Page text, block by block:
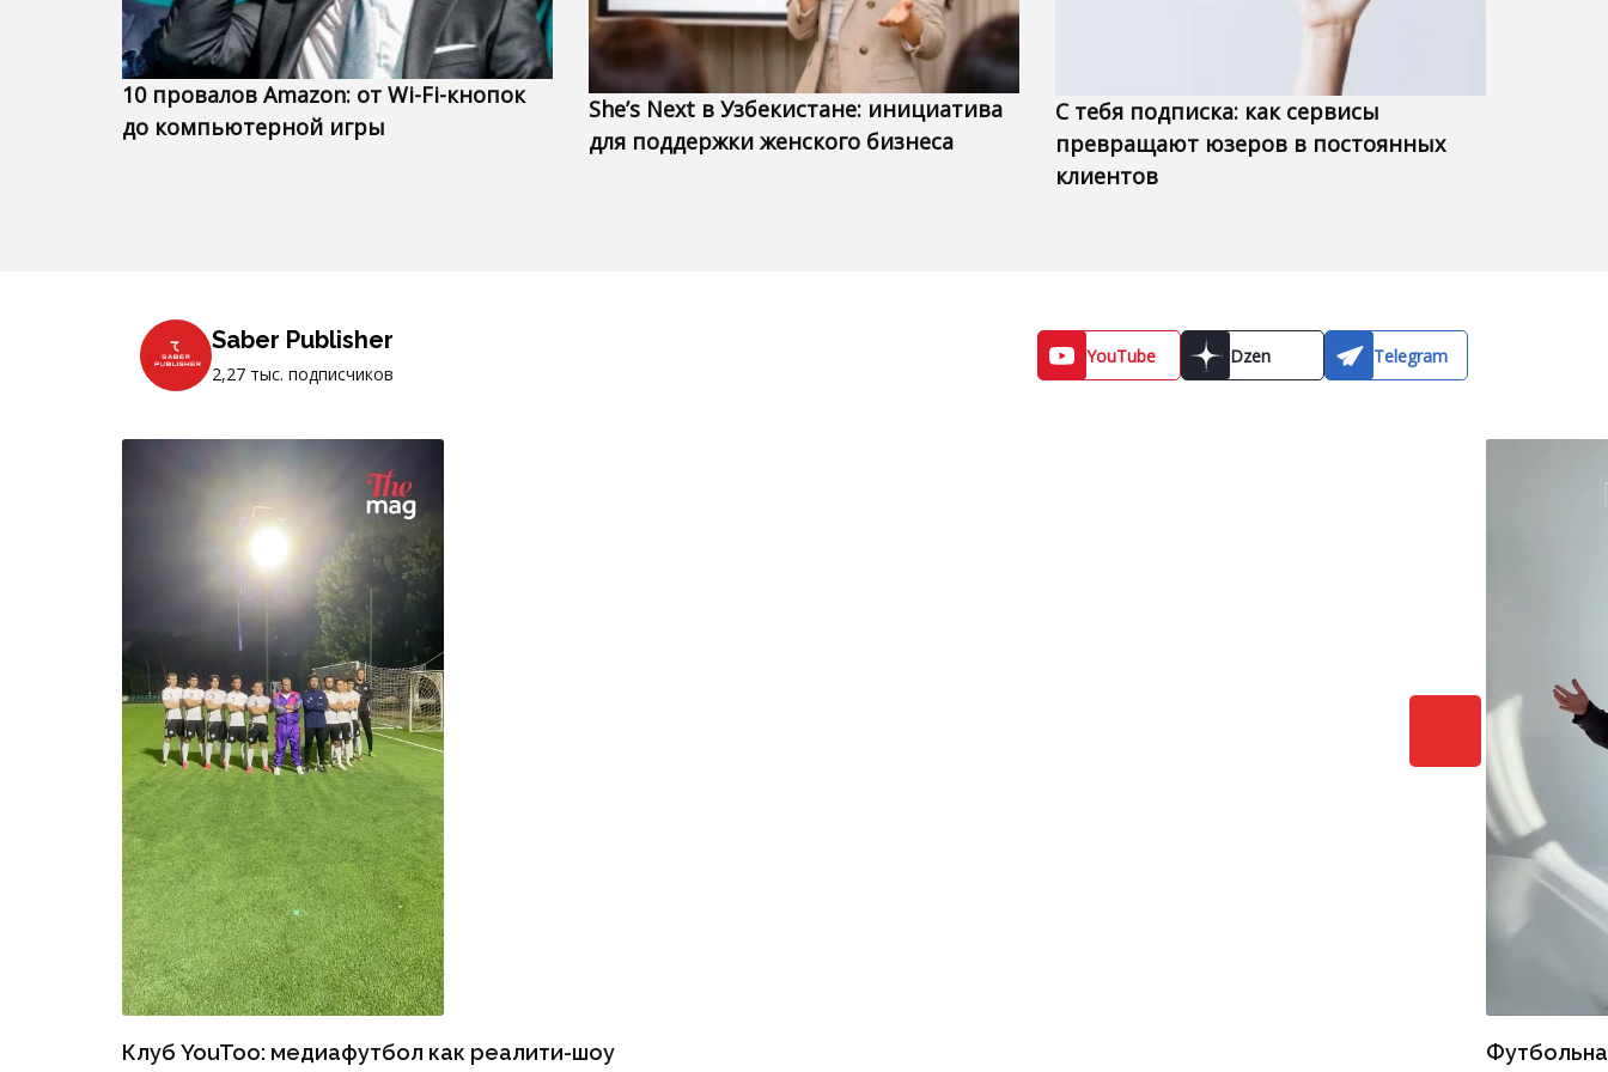
10 провалов Amazon: от Wi-Fi-кнопок
до компьютерной игры
She’s Next в Узбекистане: инициатива
для поддержки женского бизнеса
С тебя подписка: как сервисы
превращают юзеров в постоянных
клиентов
Saber Publisher
2,27 тыс. подписчиков
YouTube Dzen Telegram
Клуб YouToo: медиафутбол как реалити-шоу